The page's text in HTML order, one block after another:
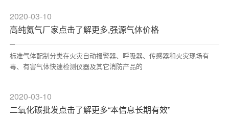
2020-03-10
高纯氦气厂家点击了解更多,强源气体价格
标准气体配制分类在火灾自动报警器、呼吸器、传感器和火灾现场有
毒、有害气体快速检测仪器及其它消防产品的
2020-03-10
二氧化碳批发点击了解更多“本信息长期有效”